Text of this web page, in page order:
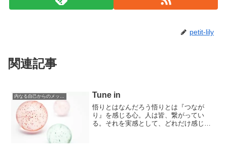
petit-lily
関連記事
Tune in
悟りとはなんだろう悟りとは『つなが
り』を感じる心。人は皆、繋がってい
る。それを実感として、どれだけ感じる